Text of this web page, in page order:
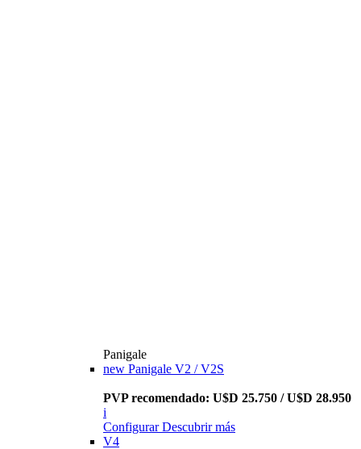
Panigale
new Panigale V2 / V2S
PVP recomendado: U$D 25.750 / U$D 28.950
i
Configurar Descubrir más
V4